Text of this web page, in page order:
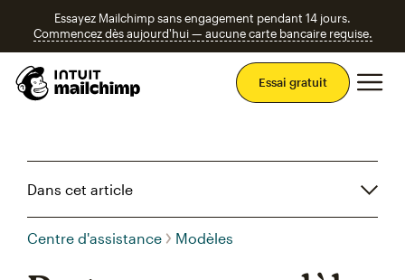
Essayez Mailchimp sans engagement pendant 14 jours.
Commencez dès aujourd'hui — aucune carte bancaire requise.
Essai gratuit
Dans cet article
Centre d'assistance Modèles